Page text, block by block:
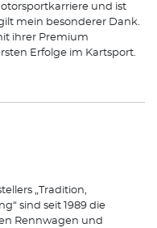
und ist
mein besonderer Dank.
ihrer Premium
Erfolge im Kartsport.
„Tradition,
sind seit 1989 die
Rennwagen und